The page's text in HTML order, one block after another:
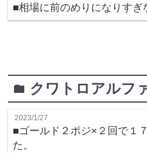
■相場に前のめりになりすぎ
folder クワトロアルフ
2023/1/27
■ゴールド２ポジ×２回で１
た。